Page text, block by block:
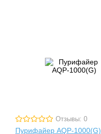
Отзывы: 0
Пурифайер AQP-1000(G)